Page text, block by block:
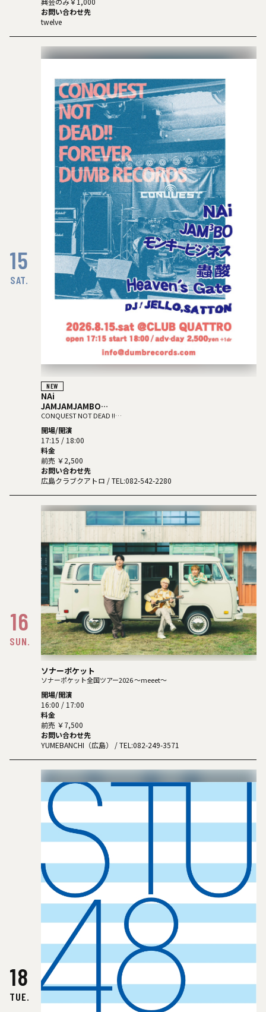
お問い合わせ先
twelve
15
SAT.
NEW
NAi
JAMJAMJAMBO
モンキービジネス
蟲酸
Heaven's Gate
DJ:JELLO/SATTON
CONQUEST NOT DEAD ‼︎
開場/開演
17:15 / 18:00
料金
前売 ￥2,500
お問い合わせ先
広島クラブクアトロ / TEL:082-542-2280
16
SUN.
ソナーポケット
ソナーポケット全国ツアー2026 〜meeet〜
開場/開演
16:00 / 17:00
料金
前売 ￥7,500
お問い合わせ先
YUMEBANCHI（広島） / TEL:082-249-3571
18
TUE.